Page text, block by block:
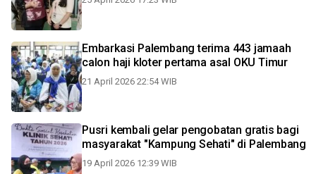
Embarkasi Palembang terima 443 jamaah
calon haji kloter pertama asal OKU Timur
21 April 2026 22:54 WIB
Pusri kembali gelar pengobatan gratis bagi
masyarakat "Kampung Sehati" di Palembang
19 April 2026 12:39 WIB